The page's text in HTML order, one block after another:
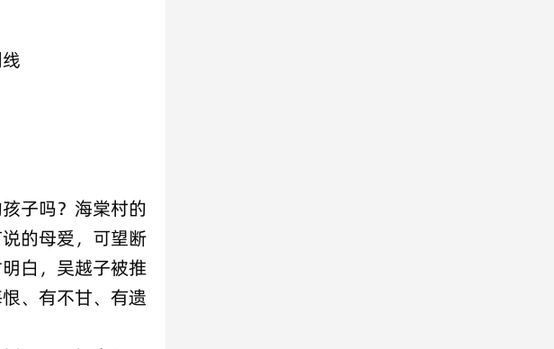
子吗？海棠村的
的母爱，可望断
白，吴越子被推
、有不甘、有遗